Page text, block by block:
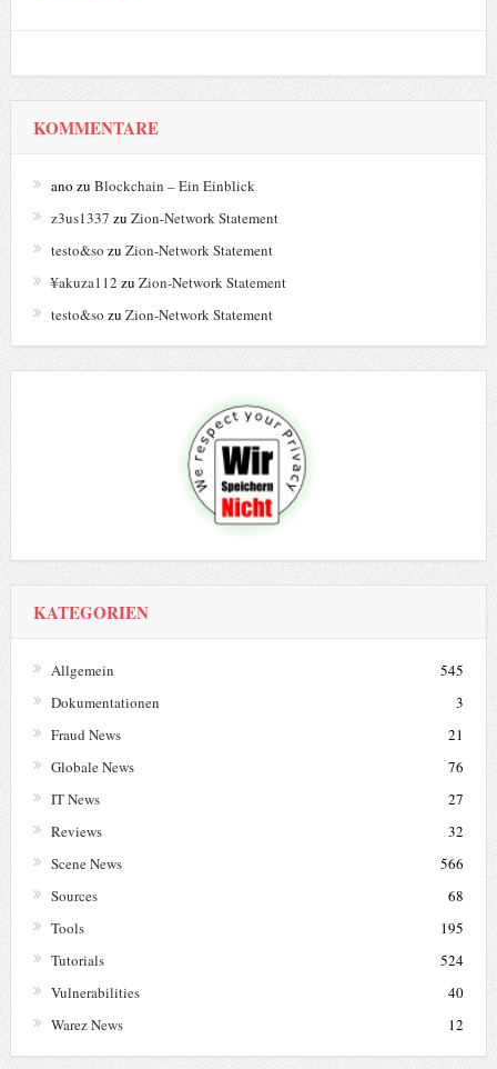
KOMMENTARE
ano zu Blockchain – Ein Einblick
z3us1337 zu Zion-Network Statement
testo&so zu Zion-Network Statement
¥akuza112 zu Zion-Network Statement
testo&so zu Zion-Network Statement
KATEGORIEN
Allgemein
545
Dokumentationen
3
Fraud News
21
Globale News
76
IT News
27
Reviews
32
Scene News
566
Sources
68
Tools
195
Tutorials
524
Vulnerabilities
40
Warez News
12